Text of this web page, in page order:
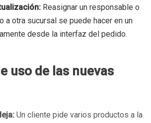
Reasignar un responsable o
a otra sucursal se puede hacer en un
desde la interfaz del pedido.
uso de las nuevas
Un cliente pide varios productos a la